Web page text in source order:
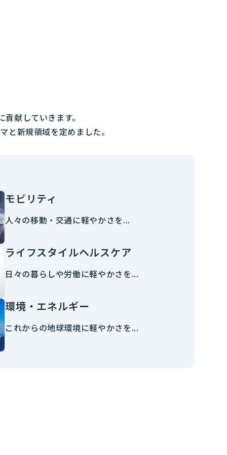
献していきます。
と新規領域を定めました。
モビリティ
人々の移動・交通に軽やかさを...
ライフスタイルヘルスケア
日々の暮らしや労働に軽やかさを...
環境・エネルギー
これからの地球環境に軽やかさを...